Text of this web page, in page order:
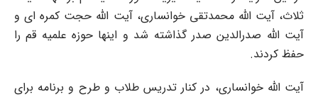
ثلاث، آیت الله محمدتقی خوانساری، آیت الله حجت کمره ای و
آیت الله صدرالدین صدر گذاشته شد و اینها حوزه علمیه قم را
حفظ کردند.
آیت الله خوانساری، در کنار تدریس طلاب و طرح و برنامه برای